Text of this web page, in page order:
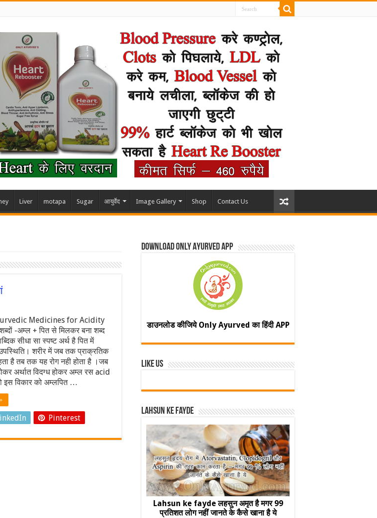
Liver motapa Sugar आयुर्वेद Image Gallery Shop Contact Us
Medicines for Acidity
-अम्ल + पित से मिलकर बना शब्द
सीधा सा स्पष्ट अर्थ है पित में
शरीर में जब तक प्राक्रतिक
है तब तक यह रोग नही होता है ।जब
अर्थात विदग्ध होकर अम्ल रस acid
इस विकार को अम्लपित …
Pinterest
Download Only Ayurved App
डाउनलोड कीजिये Only Ayurved का हिंदी APP
Like Us
Lahsun ke fayde
Lahsun ke fayde लहसुन अमृत है मगर 99
प्रतिशत लोग नहीं जानते के कैसे खाना है ये